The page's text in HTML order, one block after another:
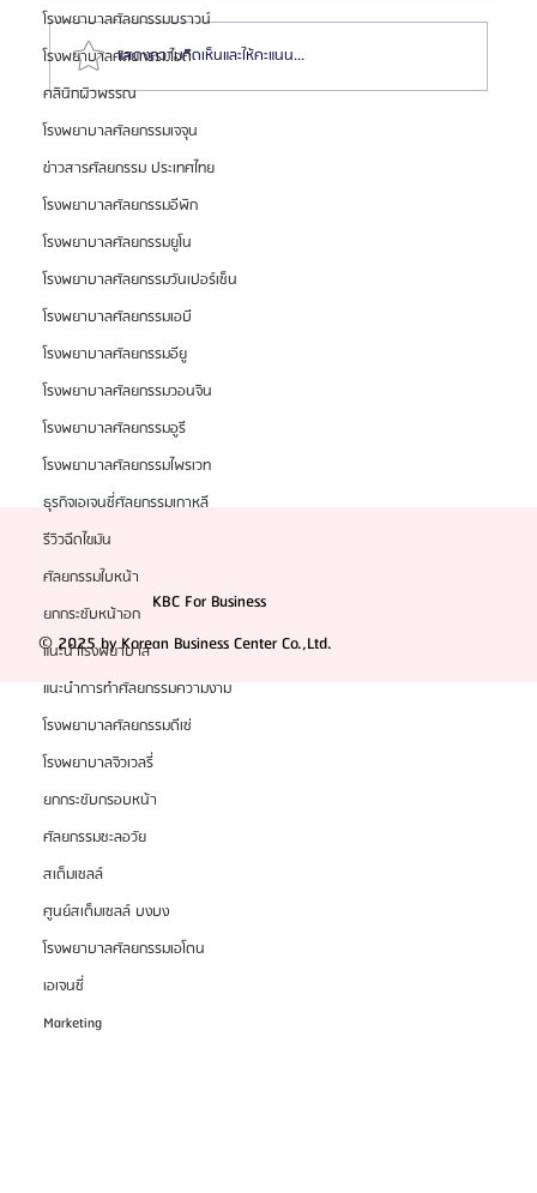
โรงพยาบาลศัลยกรรมบราวน์
โรงพยาบาลศัลยกรรมไอดี
คลินิกผิวพรรณ
โรงพยาบาลศัลยกรรมเจจุน
ข่าวสารศัลยกรรม ประเทศไทย
โรงพยาบาลศัลยกรรมอีพิก
โรงพยาบาลศัลยกรรมยูโน
โรงพยาบาลศัลยกรรมวันเปอร์เซ็น
โรงพยาบาลศัลยกรรมเอบี
โรงพยาบาลศัลยกรรมอียู
โรงพยาบาลศัลยกรรมวอนจิน
โรงพยาบาลศัลยกรรมอูรี
โรงพยาบาลศัลยกรรมไพรเวท
ธุรกิจเอเจนซี่ศัลยกรรมเกาหลี
รีวิวฉีดไขมัน
ศัลยกรรมใบหน้า
ยกกระชับหน้าอก
แนะนำโรงพยาบาล
แนะนำการทำศัลยกรรมความงาม
โรงพยาบาลศัลยกรรมดีเซ่
โรงพยาบาลจิวเวลรี่
ยกกระชับกรอบหน้า
ศัลยกรรมชะลอวัย
สเต็มเซลล์
ศูนย์สเต็มเซลล์ บงบง
โรงพยาบาลศัลยกรรมเอโตน
เอเจนซี่
Marketing
แนะนำเว็บไซต์ SCH ศูนย์รวมข้อมูลและรีวิวศัลยกรรม
ผ่าตัดเพิ่มส่วนสูงที่นิยมมากที่สุดในประเทศไทย
แสดงความคิดเห็นและให้คะแนน...
KBC For Business
© 2025 by Korean Business Center Co.,Ltd.